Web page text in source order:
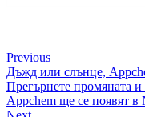
Previous
​Дъжд или слънце,
Прегърнете промяната
Appchem ще се появят в